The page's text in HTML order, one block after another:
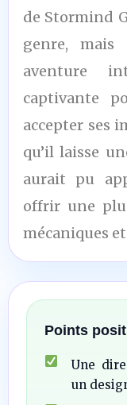
de Stormind
genre,
aventure
captivante
accepter ses
qu’il laisse
aurait pu
offrir une
mécaniques
Points
Une
un